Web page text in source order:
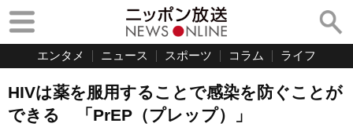
エンタメ ニュース スポーツ コラム ライフ
HIVは薬を服用することで感染を防ぐことが
できる 「PrEP（プレップ）」